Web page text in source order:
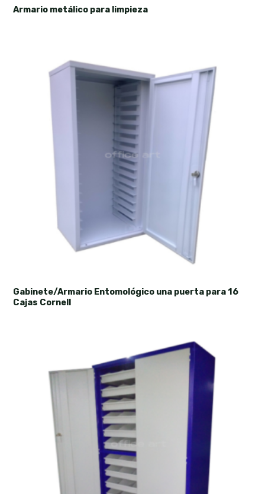
Armario metálico para limpieza
Gabinete/Armario Entomológico una puerta para 16
Cajas Cornell